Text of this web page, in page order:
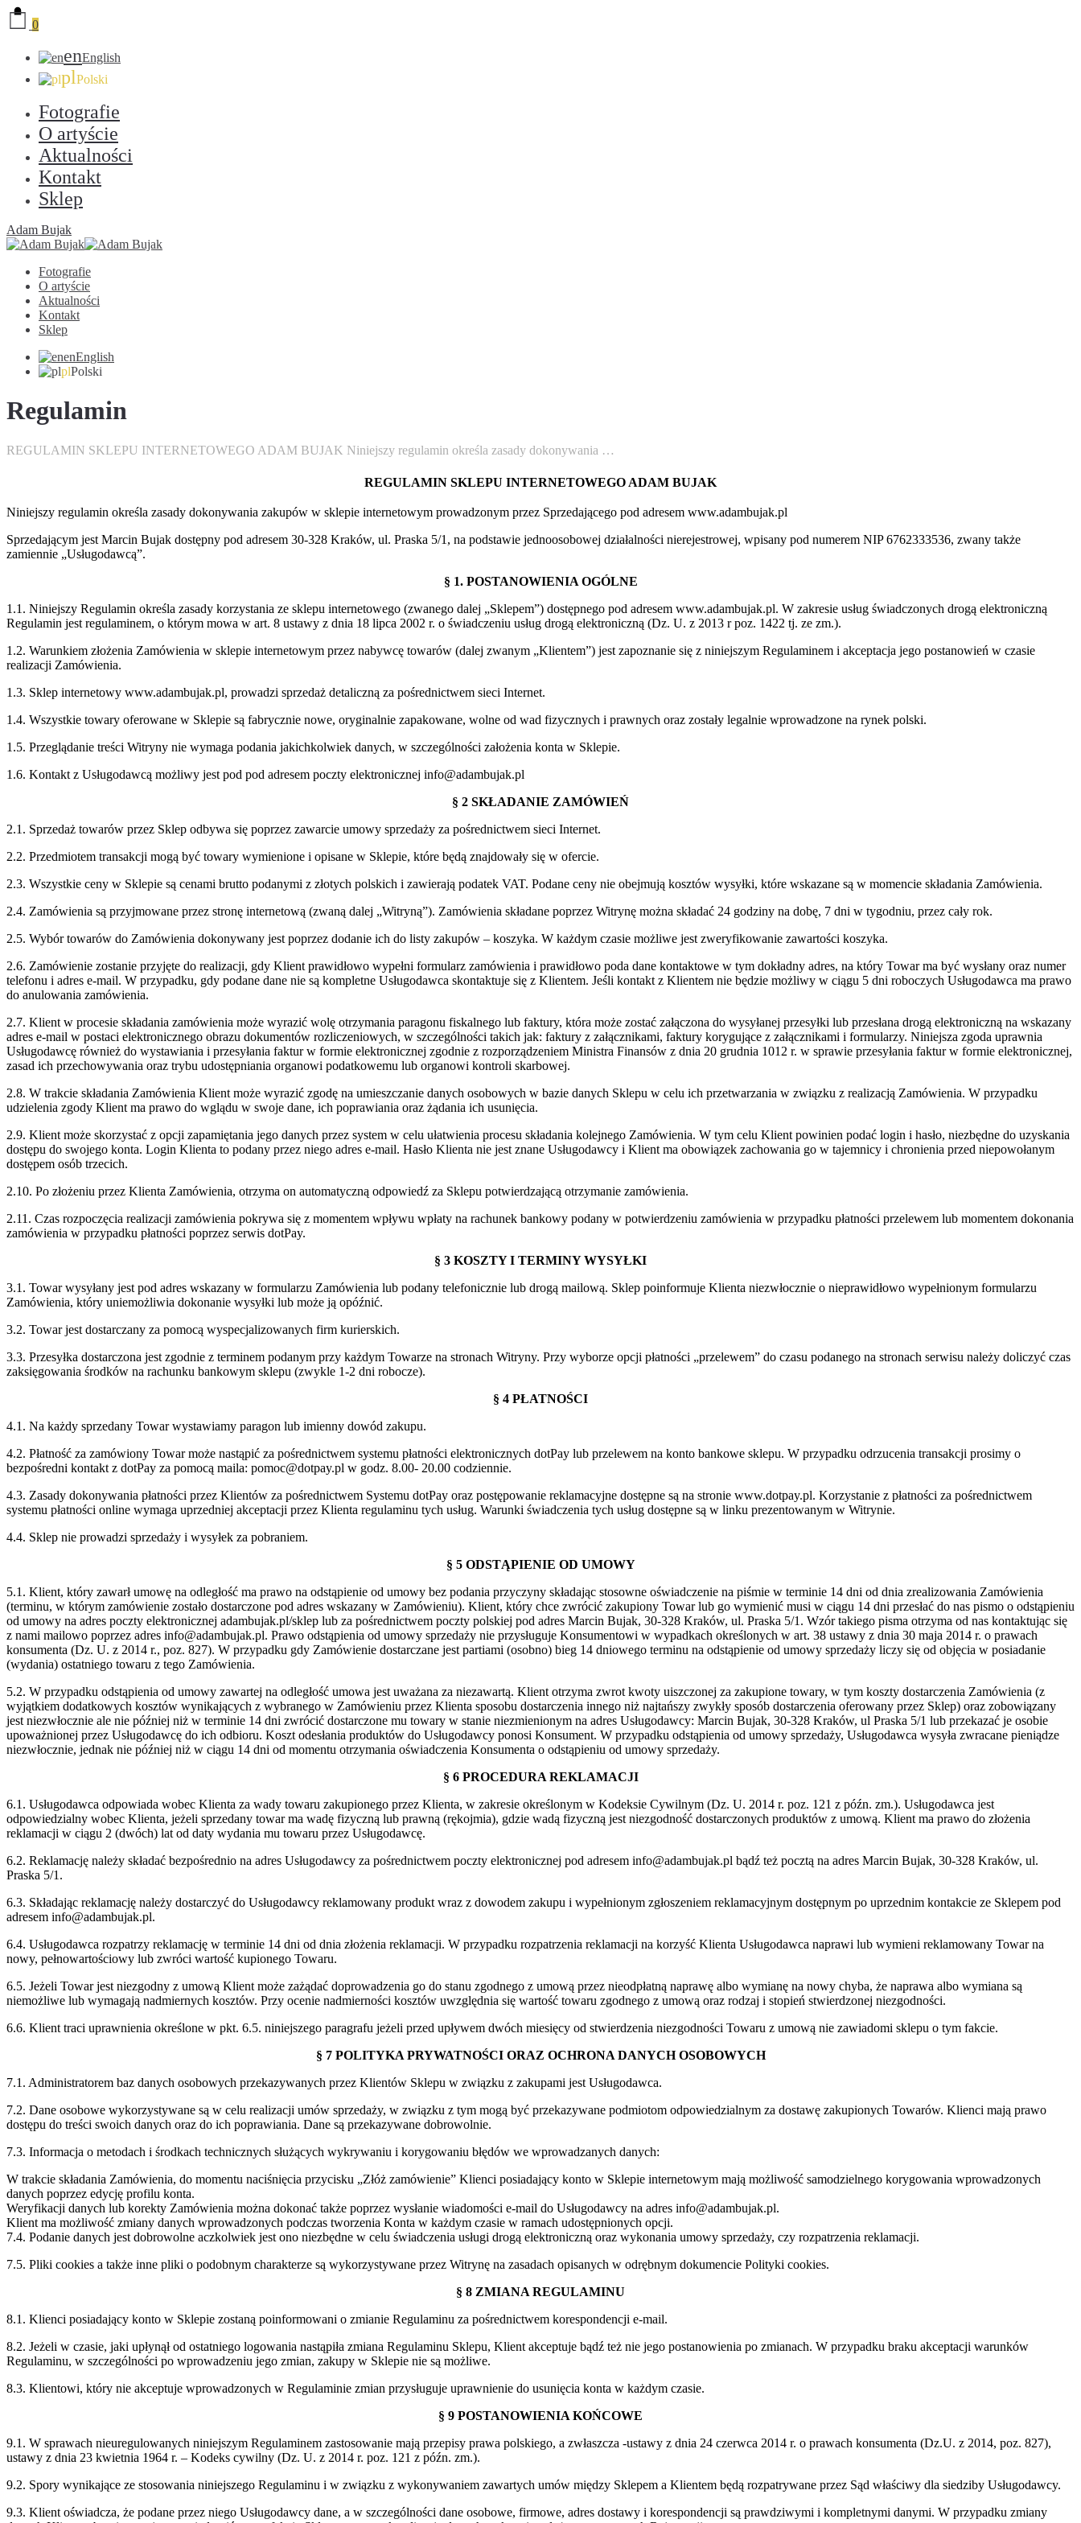
0
enEnglish
plPolski
Fotografie
O artyście
Aktualności
Kontakt
Sklep
Adam Bujak
Fotografie
O artyście
Aktualności
Kontakt
Sklep
enEnglish
plPolski
Regulamin
REGULAMIN SKLEPU INTERNETOWEGO ADAM BUJAK Niniejszy regulamin określa zasady dokonywania …
REGULAMIN SKLEPU INTERNETOWEGO ADAM BUJAK
Niniejszy regulamin określa zasady dokonywania zakupów w sklepie internetowym prowadzonym przez Sprzedającego pod adresem www.adambujak.pl
Sprzedającym jest Marcin Bujak dostępny pod adresem 30-328 Kraków, ul. Praska 5/1, na podstawie jednoosobowej działalności nierejestrowej, wpisany pod numerem NIP 6762333536, zwany także
zamiennie „Usługodawcą”.
§ 1. POSTANOWIENIA OGÓLNE
1.1. Niniejszy Regulamin określa zasady korzystania ze sklepu internetowego (zwanego dalej „Sklepem”) dostępnego pod adresem www.adambujak.pl. W zakresie usług świadczonych drogą elektroniczną
Regulamin jest regulaminem, o którym mowa w art. 8 ustawy z dnia 18 lipca 2002 r. o świadczeniu usług drogą elektroniczną (Dz. U. z 2013 r poz. 1422 tj. ze zm.).
1.2. Warunkiem złożenia Zamówienia w sklepie internetowym przez nabywcę towarów (dalej zwanym „Klientem”) jest zapoznanie się z niniejszym Regulaminem i akceptacja jego postanowień w czasie
realizacji Zamówienia.
1.3. Sklep internetowy www.adambujak.pl, prowadzi sprzedaż detaliczną za pośrednictwem sieci Internet.
1.4. Wszystkie towary oferowane w Sklepie są fabrycznie nowe, oryginalnie zapakowane, wolne od wad fizycznych i prawnych oraz zostały legalnie wprowadzone na rynek polski.
1.5. Przeglądanie treści Witryny nie wymaga podania jakichkolwiek danych, w szczególności założenia konta w Sklepie.
1.6. Kontakt z Usługodawcą możliwy jest pod pod adresem poczty elektronicznej info@adambujak.pl
§ 2 SKŁADANIE ZAMÓWIEŃ
2.1. Sprzedaż towarów przez Sklep odbywa się poprzez zawarcie umowy sprzedaży za pośrednictwem sieci Internet.
2.2. Przedmiotem transakcji mogą być towary wymienione i opisane w Sklepie, które będą znajdowały się w ofercie.
2.3. Wszystkie ceny w Sklepie są cenami brutto podanymi z złotych polskich i zawierają podatek VAT. Podane ceny nie obejmują kosztów wysyłki, które wskazane są w momencie składania Zamówienia.
2.4. Zamówienia są przyjmowane przez stronę internetową (zwaną dalej „Witryną”). Zamówienia składane poprzez Witrynę można składać 24 godziny na dobę, 7 dni w tygodniu, przez cały rok.
2.5. Wybór towarów do Zamówienia dokonywany jest poprzez dodanie ich do listy zakupów – koszyka. W każdym czasie możliwe jest zweryfikowanie zawartości koszyka.
2.6. Zamówienie zostanie przyjęte do realizacji, gdy Klient prawidłowo wypełni formularz zamówienia i prawidłowo poda dane kontaktowe w tym dokładny adres, na który Towar ma być wysłany oraz numer
telefonu i adres e-mail. W przypadku, gdy podane dane nie są kompletne Usługodawca skontaktuje się z Klientem. Jeśli kontakt z Klientem nie będzie możliwy w ciągu 5 dni roboczych Usługodawca ma prawo
do anulowania zamówienia.
2.7. Klient w procesie składania zamówienia może wyrazić wolę otrzymania paragonu fiskalnego lub faktury, która może zostać załączona do wysyłanej przesyłki lub przesłana drogą elektroniczną na wskazany
adres e-mail w postaci elektronicznego obrazu dokumentów rozliczeniowych, w szczególności takich jak: faktury z załącznikami, faktury korygujące z załącznikami i formularzy. Niniejsza zgoda uprawnia
Usługodawcę również do wystawiania i przesyłania faktur w formie elektronicznej zgodnie z rozporządzeniem Ministra Finansów z dnia 20 grudnia 1012 r. w sprawie przesyłania faktur w formie elektronicznej,
zasad ich przechowywania oraz trybu udostępniania organowi podatkowemu lub organowi kontroli skarbowej.
2.8. W trakcie składania Zamówienia Klient może wyrazić zgodę na umieszczanie danych osobowych w bazie danych Sklepu w celu ich przetwarzania w związku z realizacją Zamówienia. W przypadku
udzielenia zgody Klient ma prawo do wglądu w swoje dane, ich poprawiania oraz żądania ich usunięcia.
2.9. Klient może skorzystać z opcji zapamiętania jego danych przez system w celu ułatwienia procesu składania kolejnego Zamówienia. W tym celu Klient powinien podać login i hasło, niezbędne do uzyskania
dostępu do swojego konta. Login Klienta to podany przez niego adres e-mail. Hasło Klienta nie jest znane Usługodawcy i Klient ma obowiązek zachowania go w tajemnicy i chronienia przed niepowołanym
dostępem osób trzecich.
2.10. Po złożeniu przez Klienta Zamówienia, otrzyma on automatyczną odpowiedź za Sklepu potwierdzającą otrzymanie zamówienia.
2.11. Czas rozpoczęcia realizacji zamówienia pokrywa się z momentem wpływu wpłaty na rachunek bankowy podany w potwierdzeniu zamówienia w przypadku płatności przelewem lub momentem dokonania
zamówienia w przypadku płatności poprzez serwis dotPay.
§ 3 KOSZTY I TERMINY WYSYŁKI
3.1. Towar wysyłany jest pod adres wskazany w formularzu Zamówienia lub podany telefonicznie lub drogą mailową. Sklep poinformuje Klienta niezwłocznie o nieprawidłowo wypełnionym formularzu
Zamówienia, który uniemożliwia dokonanie wysyłki lub może ją opóźnić.
3.2. Towar jest dostarczany za pomocą wyspecjalizowanych firm kurierskich.
3.3. Przesyłka dostarczona jest zgodnie z terminem podanym przy każdym Towarze na stronach Witryny. Przy wyborze opcji płatności „przelewem” do czasu podanego na stronach serwisu należy doliczyć czas
zaksięgowania środków na rachunku bankowym sklepu (zwykle 1-2 dni robocze).
§ 4 PŁATNOŚCI
4.1. Na każdy sprzedany Towar wystawiamy paragon lub imienny dowód zakupu.
4.2. Płatność za zamówiony Towar może nastąpić za pośrednictwem systemu płatności elektronicznych dotPay lub przelewem na konto bankowe sklepu. W przypadku odrzucenia transakcji prosimy o
bezpośredni kontakt z dotPay za pomocą maila: pomoc@dotpay.pl w godz. 8.00- 20.00 codziennie.
4.3. Zasady dokonywania płatności przez Klientów za pośrednictwem Systemu dotPay oraz postępowanie reklamacyjne dostępne są na stronie www.dotpay.pl. Korzystanie z płatności za pośrednictwem
systemu płatności online wymaga uprzedniej akceptacji przez Klienta regulaminu tych usług. Warunki świadczenia tych usług dostępne są w linku prezentowanym w Witrynie.
4.4. Sklep nie prowadzi sprzedaży i wysyłek za pobraniem.
§ 5 ODSTĄPIENIE OD UMOWY
5.1. Klient, który zawarł umowę na odległość ma prawo na odstąpienie od umowy bez podania przyczyny składając stosowne oświadczenie na piśmie w terminie 14 dni od dnia zrealizowania Zamówienia
(terminu, w którym zamówienie zostało dostarczone pod adres wskazany w Zamówieniu). Klient, który chce zwrócić zakupiony Towar lub go wymienić musi w ciągu 14 dni przesłać do nas pismo o odstąpieniu
od umowy na adres poczty elektronicznej adambujak.pl/sklep lub za pośrednictwem poczty polskiej pod adres Marcin Bujak, 30-328 Kraków, ul. Praska 5/1. Wzór takiego pisma otrzyma od nas kontaktując się
z nami mailowo poprzez adres info@adambujak.pl. Prawo odstąpienia od umowy sprzedaży nie przysługuje Konsumentowi w wypadkach określonych w art. 38 ustawy z dnia 30 maja 2014 r. o prawach
konsumenta (Dz. U. z 2014 r., poz. 827). W przypadku gdy Zamówienie dostarczane jest partiami (osobno) bieg 14 dniowego terminu na odstąpienie od umowy sprzedaży liczy się od objęcia w posiadanie
(wydania) ostatniego towaru z tego Zamówienia.
5.2. W przypadku odstąpienia od umowy zawartej na odległość umowa jest uważana za niezawartą. Klient otrzyma zwrot kwoty uiszczonej za zakupione towary, w tym koszty dostarczenia Zamówienia (z
wyjątkiem dodatkowych kosztów wynikających z wybranego w Zamówieniu przez Klienta sposobu dostarczenia innego niż najtańszy zwykły sposób dostarczenia oferowany przez Sklep) oraz zobowiązany
jest niezwłocznie ale nie później niż w terminie 14 dni zwrócić dostarczone mu towary w stanie niezmienionym na adres Usługodawcy: Marcin Bujak, 30-328 Kraków, ul Praska 5/1 lub przekazać je osobie
upoważnionej przez Usługodawcę do ich odbioru. Koszt odesłania produktów do Usługodawcy ponosi Konsument. W przypadku odstąpienia od umowy sprzedaży, Usługodawca wysyła zwracane pieniądze
niezwłocznie, jednak nie później niż w ciągu 14 dni od momentu otrzymania oświadczenia Konsumenta o odstąpieniu od umowy sprzedaży.
§ 6 PROCEDURA REKLAMACJI
6.1. Usługodawca odpowiada wobec Klienta za wady towaru zakupionego przez Klienta, w zakresie określonym w Kodeksie Cywilnym (Dz. U. 2014 r. poz. 121 z późn. zm.). Usługodawca jest
odpowiedzialny wobec Klienta, jeżeli sprzedany towar ma wadę fizyczną lub prawną (rękojmia), gdzie wadą fizyczną jest niezgodność dostarczonych produktów z umową. Klient ma prawo do złożenia
reklamacji w ciągu 2 (dwóch) lat od daty wydania mu towaru przez Usługodawcę.
6.2. Reklamację należy składać bezpośrednio na adres Usługodawcy za pośrednictwem poczty elektronicznej pod adresem info@adambujak.pl bądź też pocztą na adres Marcin Bujak, 30-328 Kraków, ul.
Praska 5/1.
6.3. Składając reklamację należy dostarczyć do Usługodawcy reklamowany produkt wraz z dowodem zakupu i wypełnionym zgłoszeniem reklamacyjnym dostępnym po uprzednim kontakcie ze Sklepem pod
adresem info@adambujak.pl.
6.4. Usługodawca rozpatrzy reklamację w terminie 14 dni od dnia złożenia reklamacji. W przypadku rozpatrzenia reklamacji na korzyść Klienta Usługodawca naprawi lub wymieni reklamowany Towar na
nowy, pełnowartościowy lub zwróci wartość kupionego Towaru.
6.5. Jeżeli Towar jest niezgodny z umową Klient może zażądać doprowadzenia go do stanu zgodnego z umową przez nieodpłatną naprawę albo wymianę na nowy chyba, że naprawa albo wymiana są
niemożliwe lub wymagają nadmiernych kosztów. Przy ocenie nadmierności kosztów uwzględnia się wartość towaru zgodnego z umową oraz rodzaj i stopień stwierdzonej niezgodności.
6.6. Klient traci uprawnienia określone w pkt. 6.5. niniejszego paragrafu jeżeli przed upływem dwóch miesięcy od stwierdzenia niezgodności Towaru z umową nie zawiadomi sklepu o tym fakcie.
§ 7 POLITYKA PRYWATNOŚCI ORAZ OCHRONA DANYCH OSOBOWYCH
7.1. Administratorem baz danych osobowych przekazywanych przez Klientów Sklepu w związku z zakupami jest Usługodawca.
7.2. Dane osobowe wykorzystywane są w celu realizacji umów sprzedaży, w związku z tym mogą być przekazywane podmiotom odpowiedzialnym za dostawę zakupionych Towarów. Klienci mają prawo
dostępu do treści swoich danych oraz do ich poprawiania. Dane są przekazywane dobrowolnie.
7.3. Informacja o metodach i środkach technicznych służących wykrywaniu i korygowaniu błędów we wprowadzanych danych:
W trakcie składania Zamówienia, do momentu naciśnięcia przycisku „Złóż zamówienie” Klienci posiadający konto w Sklepie internetowym mają możliwość samodzielnego korygowania wprowadzonych
danych poprzez edycję profilu konta.
Weryfikacji danych lub korekty Zamówienia można dokonać także poprzez wysłanie wiadomości e-mail do Usługodawcy na adres info@adambujak.pl.
Klient ma możliwość zmiany danych wprowadzonych podczas tworzenia Konta w każdym czasie w ramach udostępnionych opcji.
7.4. Podanie danych jest dobrowolne aczkolwiek jest ono niezbędne w celu świadczenia usługi drogą elektroniczną oraz wykonania umowy sprzedaży, czy rozpatrzenia reklamacji.
7.5. Pliki cookies a także inne pliki o podobnym charakterze są wykorzystywane przez Witrynę na zasadach opisanych w odrębnym dokumencie Polityki cookies.
§ 8 ZMIANA REGULAMINU
8.1. Klienci posiadający konto w Sklepie zostaną poinformowani o zmianie Regulaminu za pośrednictwem korespondencji e-mail.
8.2. Jeżeli w czasie, jaki upłynął od ostatniego logowania nastąpiła zmiana Regulaminu Sklepu, Klient akceptuje bądź też nie jego postanowienia po zmianach. W przypadku braku akceptacji warunków
Regulaminu, w szczególności po wprowadzeniu jego zmian, zakupy w Sklepie nie są możliwe.
8.3. Klientowi, który nie akceptuje wprowadzonych w Regulaminie zmian przysługuje uprawnienie do usunięcia konta w każdym czasie.
§ 9 POSTANOWIENIA KOŃCOWE
9.1. W sprawach nieuregulowanych niniejszym Regulaminem zastosowanie mają przepisy prawa polskiego, a zwłaszcza -ustawy z dnia 24 czerwca 2014 r. o prawach konsumenta (Dz.U. z 2014, poz. 827),
ustawy z dnia 23 kwietnia 1964 r. – Kodeks cywilny (Dz. U. z 2014 r. poz. 121 z późn. zm.).
9.2. Spory wynikające ze stosowania niniejszego Regulaminu i w związku z wykonywaniem zawartych umów między Sklepem a Klientem będą rozpatrywane przez Sąd właściwy dla siedziby Usługodawcy.
9.3. Klient oświadcza, że podane przez niego Usługodawcy dane, a w szczególności dane osobowe, firmowe, adres dostawy i korespondencji są prawdziwymi i kompletnymi danymi. W przypadku zmiany